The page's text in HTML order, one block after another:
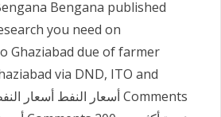
Ghaziabad due of farmer
via DND, ITO and